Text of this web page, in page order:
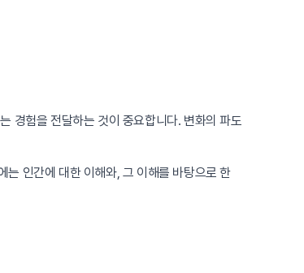
경험을 전달하는 것이 중요합니다. 변화의 파도
는 인간에 대한 이해와, 그 이해를 바탕으로 한